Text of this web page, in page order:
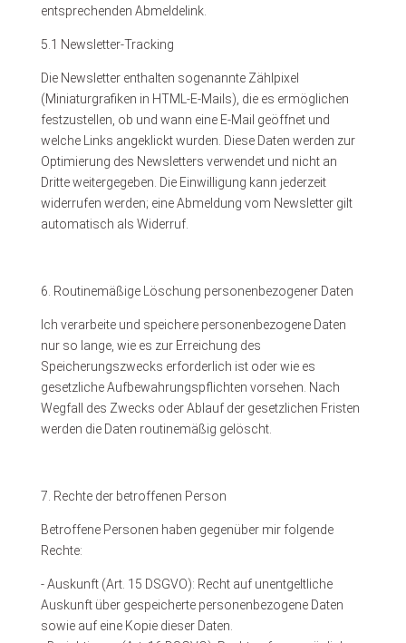
entsprechenden Abmeldelink.
5.1 Newsletter-Tracking
Die Newsletter enthalten sogenannte Zählpixel
(Miniaturgrafiken in HTML-E-Mails), die es ermöglichen
festzustellen, ob und wann eine E-Mail geöffnet und
welche Links angeklickt wurden. Diese Daten werden zur
Optimierung des Newsletters verwendet und nicht an
Dritte weitergegeben. Die Einwilligung kann jederzeit
widerrufen werden; eine Abmeldung vom Newsletter gilt
automatisch als Widerruf.
6. Routinemäßige Löschung personenbezogener Daten
Ich verarbeite und speichere personenbezogene Daten
nur so lange, wie es zur Erreichung des
Speicherungszwecks erforderlich ist oder wie es
gesetzliche Aufbewahrungspflichten vorsehen. Nach
Wegfall des Zwecks oder Ablauf der gesetzlichen Fristen
werden die Daten routinemäßig gelöscht.
7. Rechte der betroffenen Person
Betroffene Personen haben gegenüber mir folgende
Rechte:
- Auskunft (Art. 15 DSGVO): Recht auf unentgeltliche
Auskunft über gespeicherte personenbezogene Daten
sowie auf eine Kopie dieser Daten.